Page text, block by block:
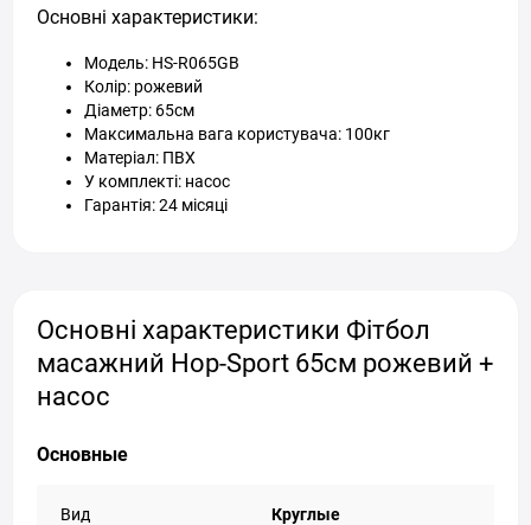
Основні характеристики:
Модель: HS-R065GB
Колір: рожевий
Діаметр: 65см
Максимальна вага користувача: 100кг
Матеріал: ПВХ
У комплекті: насос
Гарантія: 24 місяці
Основні характеристики Фітбол
масажний Hop-Sport 65см рожевий +
насос
Основные
Вид Круглые